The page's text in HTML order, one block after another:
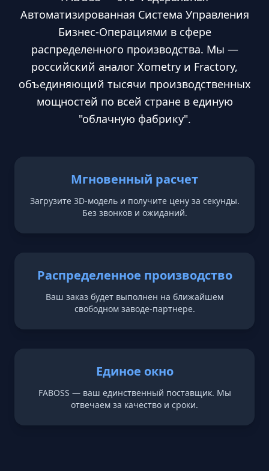
Автоматизированная Система Управления
Бизнес-Операциями в сфере
распределенного производства. Мы —
российский аналог Xometry и Fractory,
объединяющий тысячи производственных
мощностей по всей стране в единую
"облачную фабрику".
Мгновенный расчет
Загрузите 3D-модель и получите цену за секунды.
Без звонков и ожиданий.
Распределенное производство
Ваш заказ будет выполнен на ближайшем
свободном заводе-партнере.
Единое окно
FABOSS — ваш единственный поставщик. Мы
отвечаем за качество и сроки.